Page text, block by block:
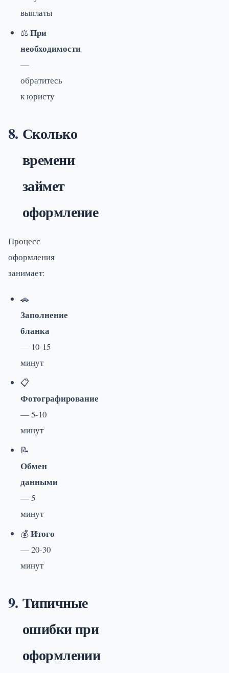
выплаты
⚖️ При
необходимости
—
обратитесь
к юристу
Сколько
времени
займет
оформление
Процесс
оформления
занимает:
🚗
Заполнение
бланка
— 10-15
минут
📋
Фотографирование
— 5-10
минут
📝
Обмен
данными
— 5
минут
💰Итого
— 20-30
минут
Типичные
ошибки при
оформлении